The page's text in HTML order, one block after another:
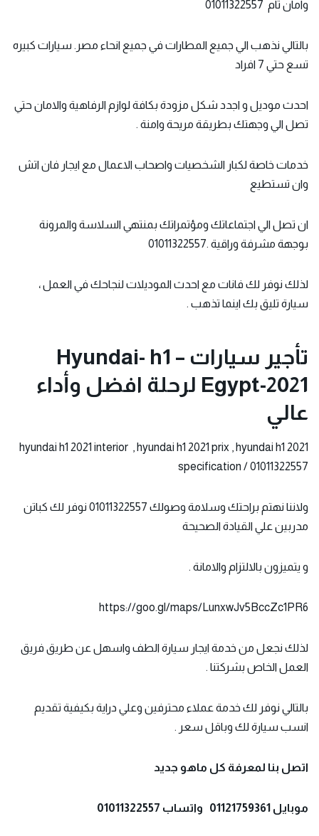
وامان تام 01011322557
بالتالي نذهب الي جميع المطارات في جميع انحاء مصر. سيارات كبيره
تسع حتي 7 افراد
احدث موديل و اجدد شكل مزودة بكافة لوازم الرفاهية والامان حتي
تصل الي وجهتك بطريقة مريحة وامنة .
خدمات خاصة لكبار الشخصيات واصحاب الاعمال مع ايجار فان اتش
وان تستطيع
ان تصل الي اجتماعاتك ومؤتمراتك بمنتهي السلاسة والمرونة
بوجهة مشرفة وراقية .01011322557
لذلك نوفر لك فانات مع احدث الموديلات لنجاحك في العمل ،
سيارة تليق بك اينما تذهب .
تأجير سيارات Hyundai- h1 –
Egypt-2021 لرحلة افضل وأداء
عالي
hyundai h1 2021 interior , hyundai h1 2021 prix , hyundai h1 2021
specification / 01011322557
ولاننا نهتم براحتك وسلامة وصولك 01011322557 نوفر لك كباتن
مدربين علي القيادة الصحيحة
و يتميزون بالالتزام والامانة .
https://goo.gl/maps/LunxwJv5BccZc1PR6
لذلك نجعل من خدمة ايجار سيارة الطف واسهل عن طريق فريق
العمل الخاص بشركتنا .
بالتالي نوفر لك خدمة عملاء محترفين وعلي دراية بكيفية تقديم
انسب سيارة لك وباقل سعر .
اتصل بنا لمعرفة كل ماهو جديد
موبايل 01121759361 واتساب 01011322557